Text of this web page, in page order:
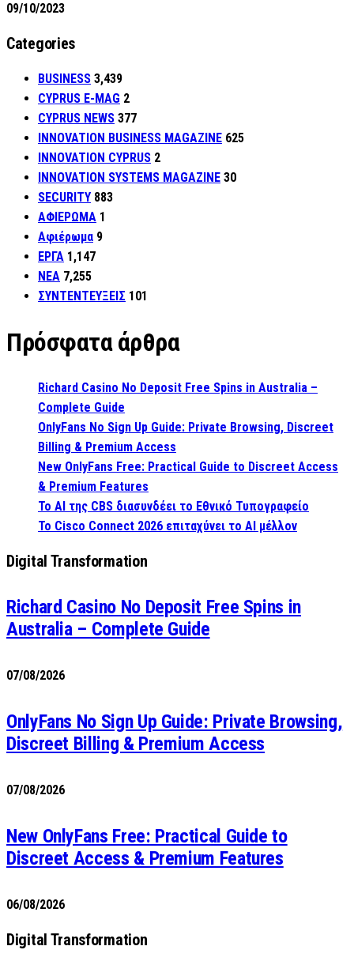
09/10/2023
Categories
BUSINESS 3,439
CYPRUS E-MAG 2
CYPRUS NEWS 377
INNOVATION BUSINESS MAGAZINE 625
INNOVATION CYPRUS 2
INNOVATION SYSTEMS MAGAZINE 30
SECURITY 883
ΑΦΙΕΡΩΜΑ 1
Αφιέρωμα 9
ΕΡΓΑ 1,147
ΝΕΑ 7,255
ΣΥΝΤΕΝΤΕΥΞΕΙΣ 101
Πρόσφατα άρθρα
Richard Casino No Deposit Free Spins in Australia –
Complete Guide
OnlyFans No Sign Up Guide: Private Browsing, Discreet
Billing & Premium Access
New OnlyFans Free: Practical Guide to Discreet Access
& Premium Features
Το AI της CBS διασυνδέει το Εθνικό Τυπογραφείο
Το Cisco Connect 2026 επιταχύνει το AI μέλλον
Digital Transformation
Richard Casino No Deposit Free Spins in
Australia – Complete Guide
07/08/2026
OnlyFans No Sign Up Guide: Private Browsing,
Discreet Billing & Premium Access
07/08/2026
New OnlyFans Free: Practical Guide to
Discreet Access & Premium Features
06/08/2026
Digital Transformation